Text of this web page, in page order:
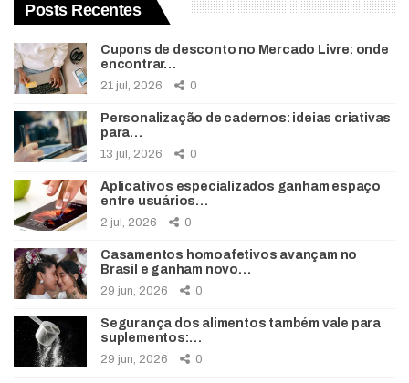
Posts Recentes
Cupons de desconto no Mercado Livre: onde
encontrar…
21 jul, 2026 0
Personalização de cadernos: ideias criativas
para…
13 jul, 2026 0
Aplicativos especializados ganham espaço
entre usuários…
2 jul, 2026 0
Casamentos homoafetivos avançam no
Brasil e ganham novo…
29 jun, 2026 0
Segurança dos alimentos também vale para
suplementos:…
29 jun, 2026 0